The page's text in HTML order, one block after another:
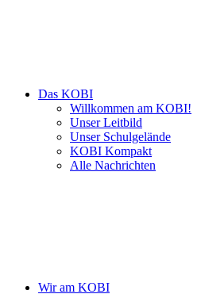
Das KOBI
Willkommen am KOBI!
Unser Leitbild
Unser Schulgelände
KOBI Kompakt
Alle Nachrichten
Wir am KOBI